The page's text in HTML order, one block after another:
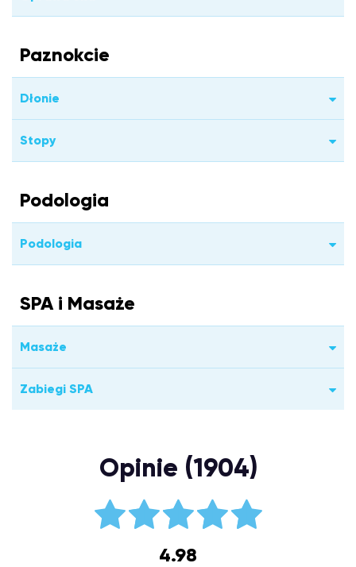
Paznokcie
Dłonie
Stopy
Podologia
Podologia
SPA i Masaże
Masaże
Zabiegi SPA
Opinie (1904)
4.98